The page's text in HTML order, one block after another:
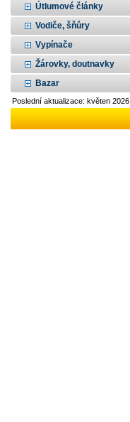
Útlumové články
Vodiče, šňůry
Vypínače
Žárovky, doutnavky
Bazar
Poslední aktualizace: květen 2026